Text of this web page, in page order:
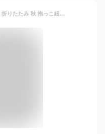
抱っこ ベビースリング メッシュ 折りたたみ 秋 抱っこ紐 新生児 スリング 幼児 20kg 斜めがけ 男女兼用 抱っこひも 蒸れない ベビースリング 冬 軽い 人気 ベビー用品 出産祝い お出かけ 旅行 春 夏 軽量 コンパクト ベビーギフト 1歳 2歳 3歳